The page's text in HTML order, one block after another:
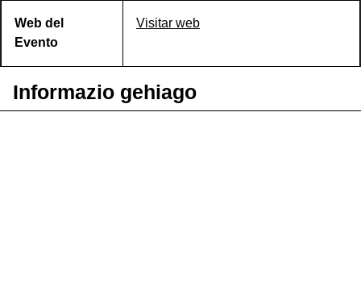
Web del
Evento
Visitar web
Informazio gehiago